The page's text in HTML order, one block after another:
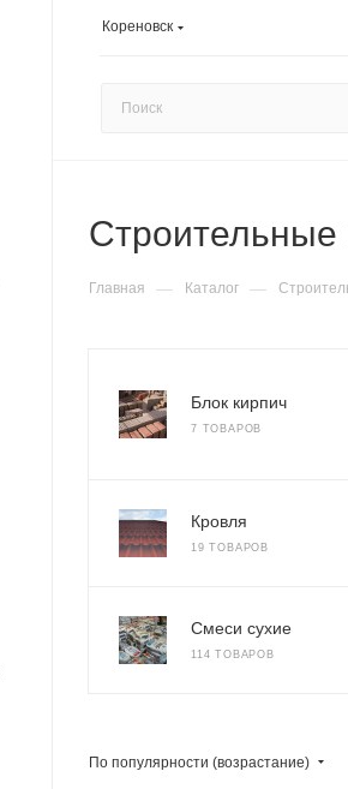
Кореновск
Главная — Каталог —
Блок кирпич
7 ТОВАРОВ
Кровля
19 ТОВАРОВ
Смеси сухие
114 ТОВАРОВ
По популярности (возрастание)